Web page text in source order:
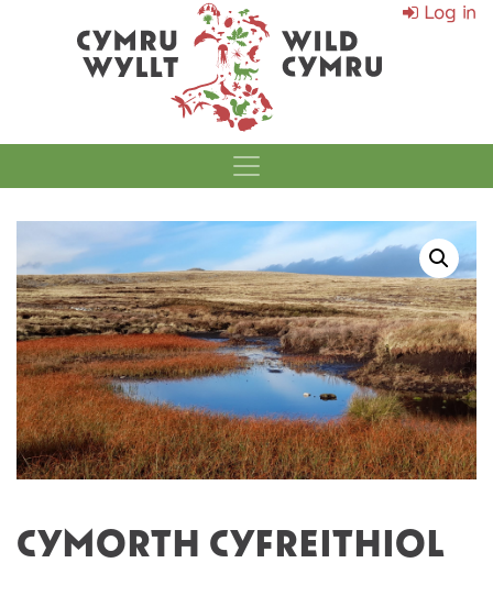
Log in
MAIN
CYMORTH CYFREITHIOL